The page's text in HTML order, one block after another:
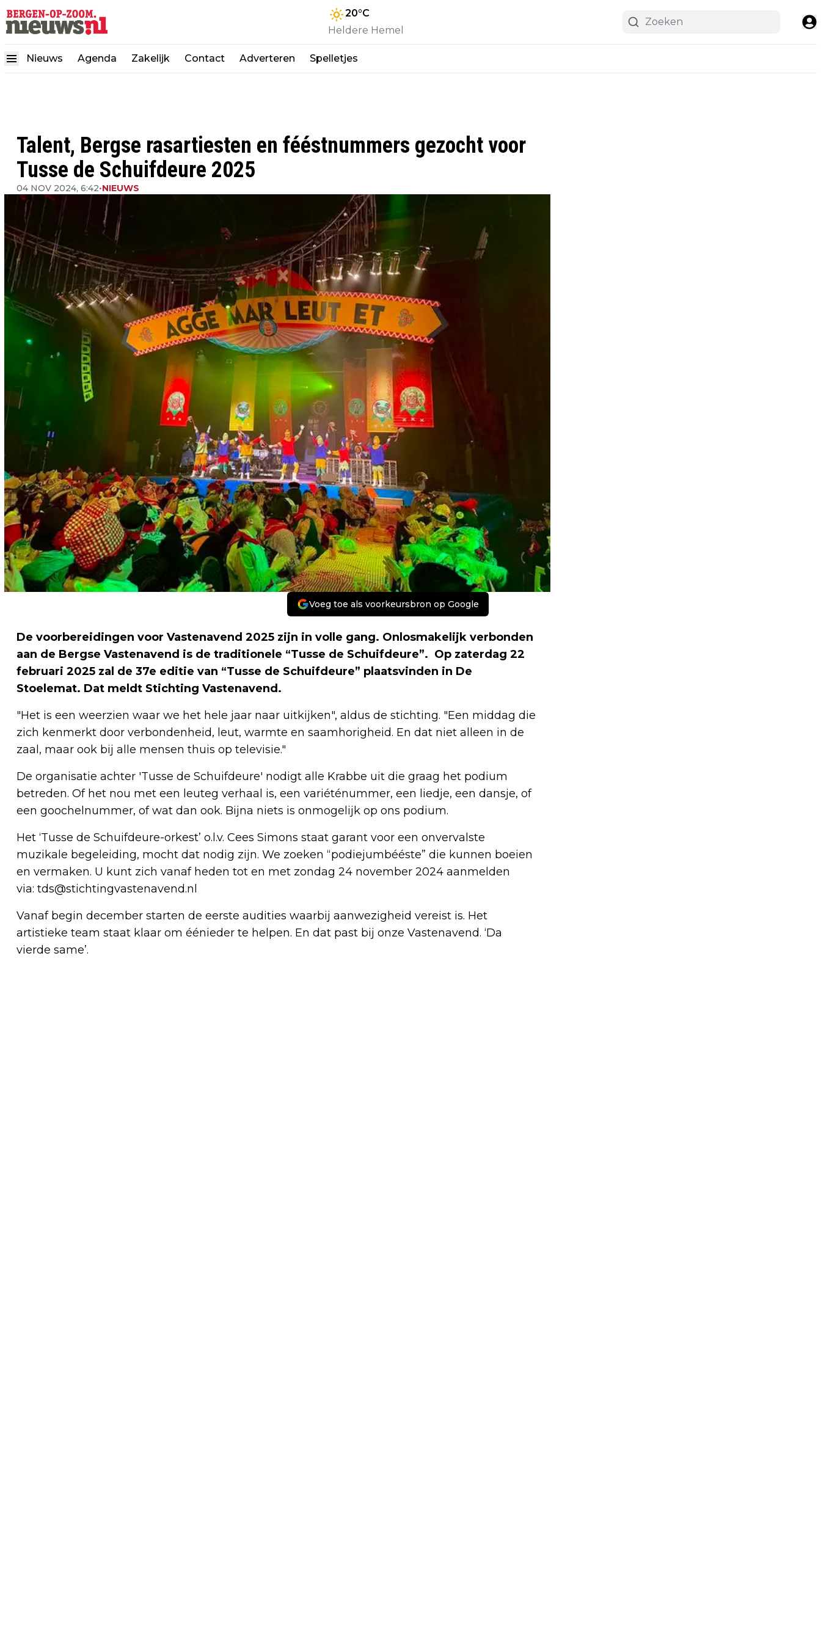
20°C
Heldere Hemel
Nieuws Agenda Zakelijk Contact Adverteren Spelletjes
Talent, Bergse rasartiesten en fééstnummers gezocht voor
Tusse de Schuifdeure 2025
04 NOV 2024, 6:42•NIEUWS
Voeg toe als voorkeursbron op Google
De voorbereidingen voor Vastenavend 2025 zijn in volle gang. Onlosmakelijk verbonden
aan de Bergse Vastenavend is de traditionele “Tusse de Schuifdeure”. Op zaterdag 22
februari 2025 zal de 37e editie van “Tusse de Schuifdeure” plaatsvinden in De
Stoelemat. Dat meldt Stichting Vastenavend.
"Het is een weerzien waar we het hele jaar naar uitkijken", aldus de stichting. "Een middag die
zich kenmerkt door verbondenheid, leut, warmte en saamhorigheid. En dat niet alleen in de
zaal, maar ook bij alle mensen thuis op televisie."
De organisatie achter 'Tusse de Schuifdeure' nodigt alle Krabbe uit die graag het podium
betreden. Of het nou met een leuteg verhaal is, een variéténummer, een liedje, een dansje, of
een goochelnummer, of wat dan ook. Bijna niets is onmogelijk op ons podium.
Het ‘Tusse de Schuifdeure-orkest’ o.l.v. Cees Simons staat garant voor een onvervalste
muzikale begeleiding, mocht dat nodig zijn. We zoeken “podiejumbééste” die kunnen boeien
en vermaken. U kunt zich vanaf heden tot en met zondag 24 november 2024 aanmelden
via: tds@stichtingvastenavend.nl
Vanaf begin december starten de eerste audities waarbij aanwezigheid vereist is. Het
artistieke team staat klaar om éénieder te helpen. En dat past bij onze Vastenavend. ‘Da
vierde same’.